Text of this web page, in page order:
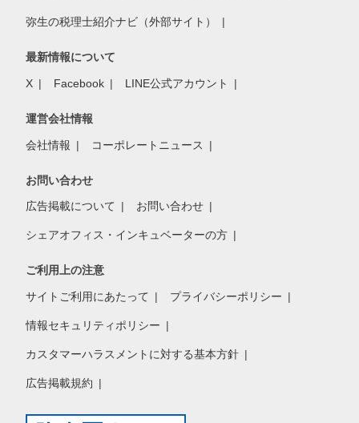
弥生の税理士紹介ナビ（外部サイト）
最新情報について
X Facebook LINE公式アカウント
運営会社情報
会社情報 コーポレートニュース
お問い合わせ
広告掲載について お問い合わせ
シェアオフィス・インキュベーターの方
ご利用上の注意
サイトご利用にあたって プライバシーポリシー
情報セキュリティポリシー
カスタマーハラスメントに対する基本方針
広告掲載規約